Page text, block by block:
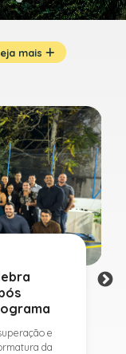
mais
e
da